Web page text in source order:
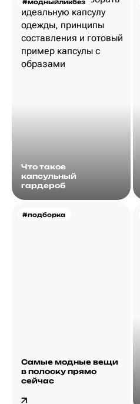
#модныйликбез
Что такое
капсульный
гардероб
#подборка
Самые модные вещи
в полоску прямо
сейчас